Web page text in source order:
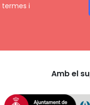
termes i
Amb el